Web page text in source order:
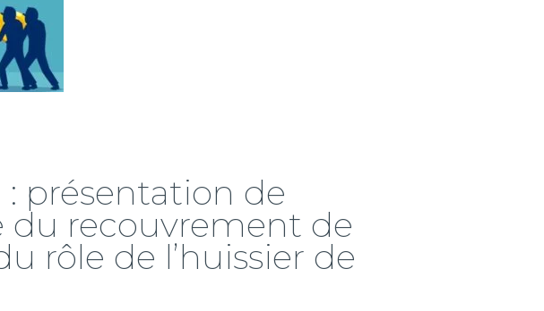
présentation de
du recouvrement de
rôle de l’huissier de